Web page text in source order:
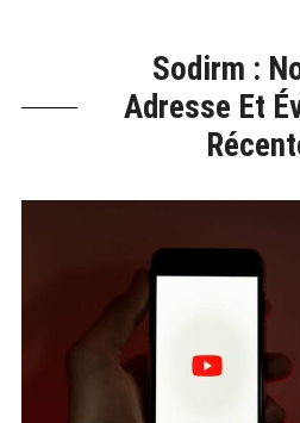
Sodirm :
Adresse Et